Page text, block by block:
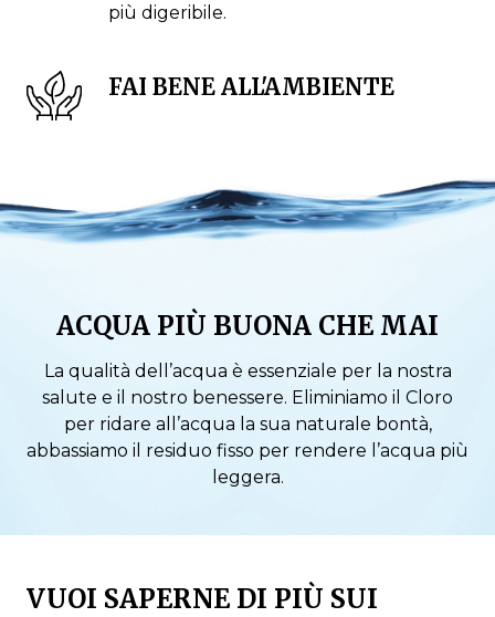
più digeribile.
FAI BENE ALL'AMBIENTE
ACQUA PIÙ BUONA CHE MAI
La qualità dell’acqua è essenziale per la nostra
salute e il nostro benessere. Eliminiamo il Cloro
per ridare all’acqua la sua naturale bontà,
abbassiamo il residuo fisso per rendere l’acqua più
leggera.
VUOI SAPERNE DI PIÙ SUI